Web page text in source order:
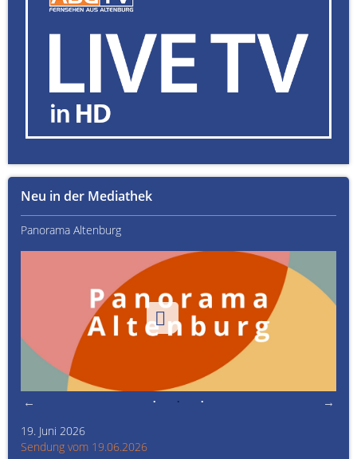
Neu in der Mediathek
Panorama Altenburg
19. Juni 2026
Sendung vom 19.06.2026